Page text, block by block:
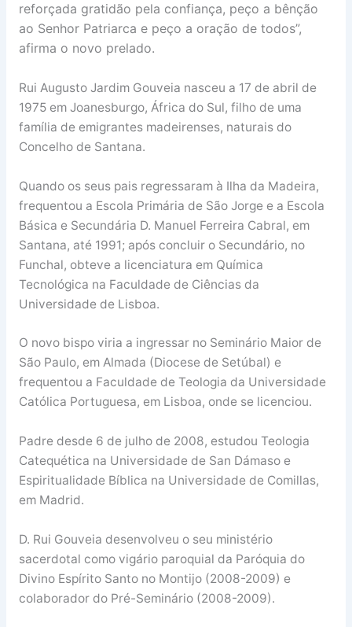
reforçada gratidão pela confiança, peço a bênção
ao Senhor Patriarca e peço a oração de todos”,
afirma o novo prelado.
Rui Augusto Jardim Gouveia nasceu a 17 de abril de
1975 em Joanesburgo, África do Sul, filho de uma
família de emigrantes madeirenses, naturais do
Concelho de Santana.
Quando os seus pais regressaram à Ilha da Madeira,
frequentou a Escola Primária de São Jorge e a Escola
Básica e Secundária D. Manuel Ferreira Cabral, em
Santana, até 1991; após concluir o Secundário, no
Funchal, obteve a licenciatura em Química
Tecnológica na Faculdade de Ciências da
Universidade de Lisboa.
O novo bispo viria a ingressar no Seminário Maior de
São Paulo, em Almada (Diocese de Setúbal) e
frequentou a Faculdade de Teologia da Universidade
Católica Portuguesa, em Lisboa, onde se licenciou.
Padre desde 6 de julho de 2008, estudou Teologia
Catequética na Universidade de San Dámaso e
Espiritualidade Bíblica na Universidade de Comillas,
em Madrid.
D. Rui Gouveia desenvolveu o seu ministério
sacerdotal como vigário paroquial da Paróquia do
Divino Espírito Santo no Montijo (2008-2009) e
colaborador do Pré-Seminário (2008-2009).